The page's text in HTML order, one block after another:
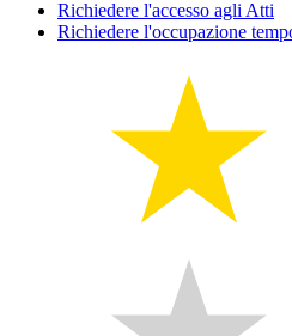
Richiedere l'accesso agli Atti
Richiedere l'occupazione